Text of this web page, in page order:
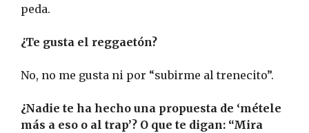
peda.
¿Te gusta el reggaetón?
No, no me gusta ni por “subirme al trenecito”.
¿Nadie te ha hecho una propuesta de ‘métele
más a eso o al trap’? O que te digan: “Mira